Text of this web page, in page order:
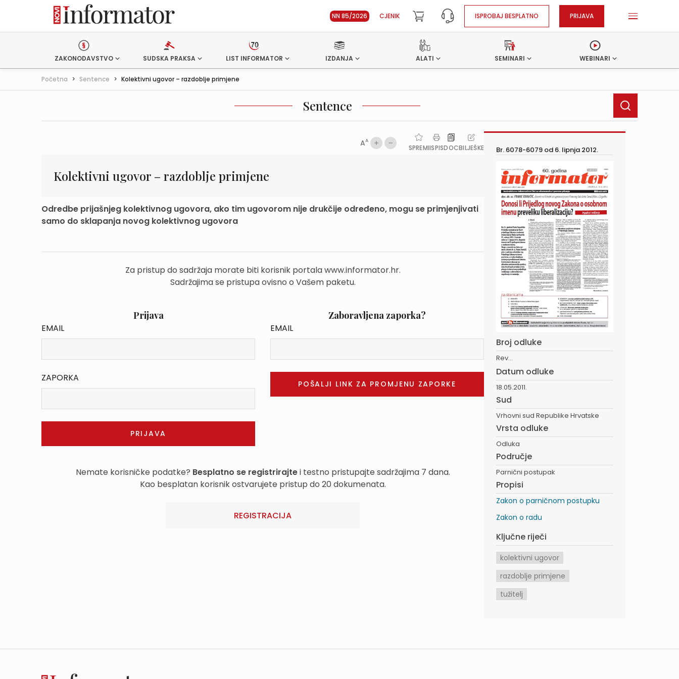
NN 85/2026 CJENIK ISPROBAJ BESPLATNO PRIJAVA
ZAKONODAVSTVO SUDSKA PRAKSA LIST INFORMATOR IZDANJA ALATI SEMINARI WEBINARI
Početna > Sentence > Kolektivni ugovor – razdoblje primjene
Sentence
AA
SPREMIISPISDOCBILJEŠKE
Kolektivni ugovor – razdoblje primjene
Odredbe prijašnjeg kolektivnog ugovora, ako tim ugovorom nije drukčije određeno, mogu se primjenjivati
samo do sklapanja novog kolektivnog ugovora
Za pristup do sadržaja morate biti korisnik portala www.informator.hr.
Sadržajima se pristupa ovisno o Vašem paketu.
Prijava
EMAIL
ZAPORKA
Zaboravljena zaporka?
EMAIL
Nemate korisničke podatke? Besplatno se registrirajtei testno pristupajte sadržajima 7 dana.
Kao besplatan korisnik ostvarujete pristup do 20 dokumenata.
REGISTRACIJA
Br. 6078-6079 od 6. lipnja 2012.
Broj odluke
Rev...
Datum odluke
18.05.2011.
Sud
Vrhovni sud Republike Hrvatske
Vrsta odluke
Odluka
Područje
Parnični postupak
Propisi
Zakon o parničnom postupku
Zakon o radu
Ključne riječi
kolektivni ugovor
razdoblje primjene
tužitelj